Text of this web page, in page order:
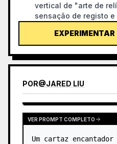
vertical de "arte de
sensação de registo
inferior, com papel
e sombra contido,
memorial derivada da
ilustração comum ou
suavizadas, cortes de
cidade, superfície de
humana, horizonte e
a imagem enfatiza
EXPERIMENTAR
POR@JARED LIU
VER PROMPT COMPLETO
Um cartaz